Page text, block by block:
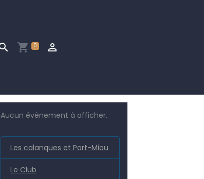
0
Aucun évènement à afficher.
Les calanques et Port-Miou
Le Club